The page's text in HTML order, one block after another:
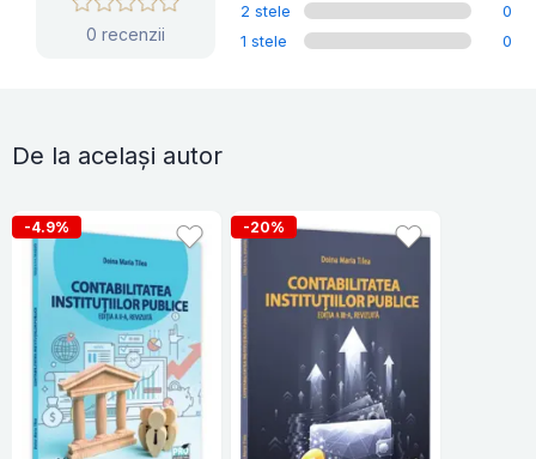
0 recenzii
2 stele
0
1 stele
0
De la același autor
-4.9% -20%